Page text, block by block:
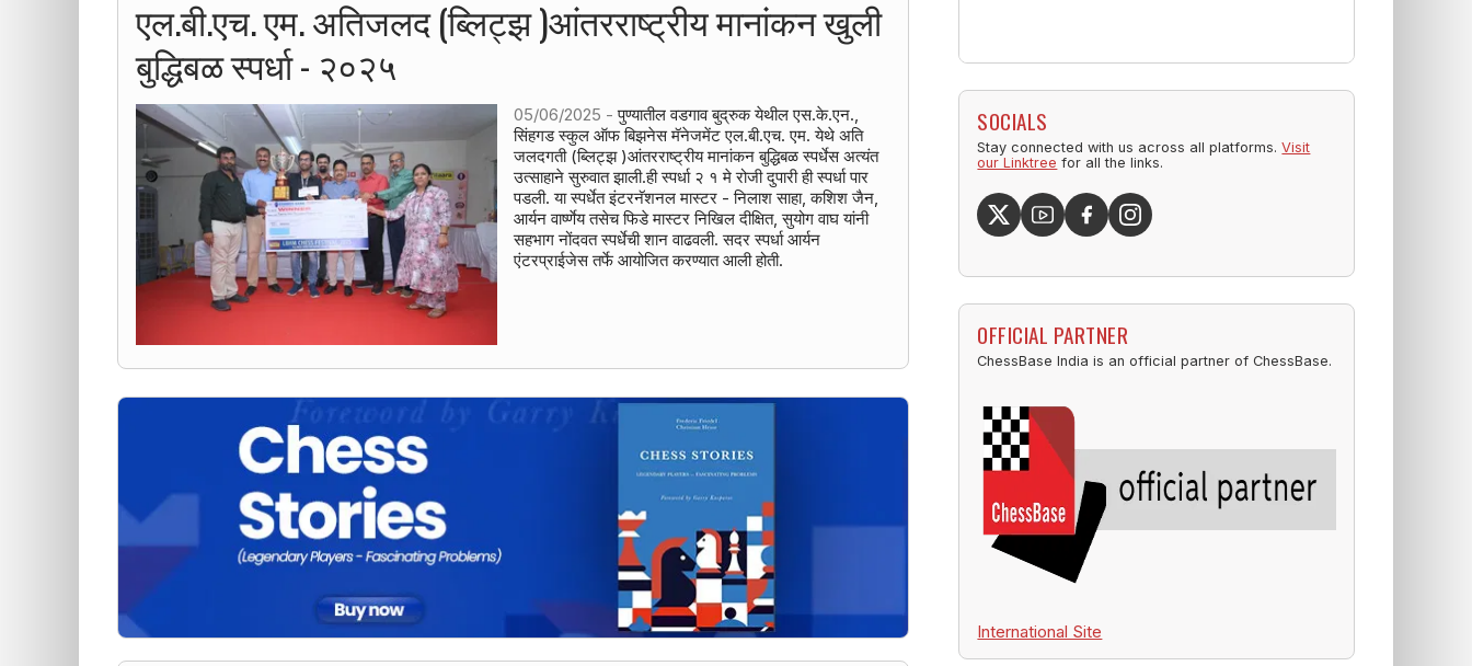
एल.बी.एच. एम. अतिजलद (ब्लिट्झ )आंतरराष्ट्रीय मानांकन खुली
बुद्धिबळ स्पर्धा - २०२५
05/06/2025 - पुण्यातील वडगाव बुद्रुक येथील एस.के.एन.,
सिंहगड स्कुल ऑफ बिझनेस मॅनेजमेंट एल.बी.एच. एम. येथे अति
जलदगती (ब्लिट्झ )आंतरराष्ट्रीय मानांकन बुद्धिबळ स्पर्धेस अत्यंत
उत्साहाने सुरुवात झाली.ही स्पर्धा २ १ मे रोजी दुपारी ही स्पर्धा पार
पडली. या स्पर्धेत इंटरनॅशनल मास्टर - निलाश साहा, कशिश जैन,
आर्यन वार्ष्णेय तसेच फिडे मास्टर निखिल दीक्षित, सुयोग वाघ यांनी
सहभाग नोंदवत स्पर्धेची शान वाढवली. सदर स्पर्धा आर्यन
एंटरप्राईजेस तर्फे आयोजित करण्यात आली होती.
SOCIALS
Stay connected with us across all platforms.Visit
our Linktree for all the links.
OFFICIAL PARTNER
ChessBase India is an official partner of ChessBase.
International Site